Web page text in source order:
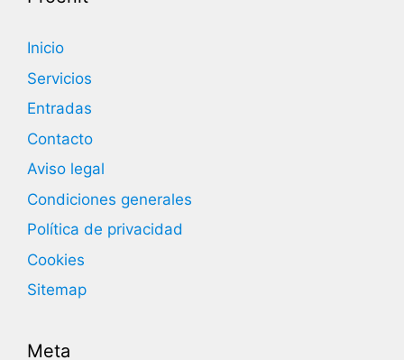
Inicio
Servicios
Entradas
Contacto
Aviso legal
Condiciones generales
Política de privacidad
Cookies
Sitemap
Meta